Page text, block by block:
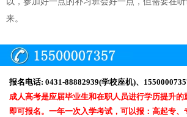
来。
报名电话: 0431-88882939(学校座机)、
成人高考是应届毕业生和在职人员进行学历提升的
即可报名。一年一次入学考试，可以报：高起专、